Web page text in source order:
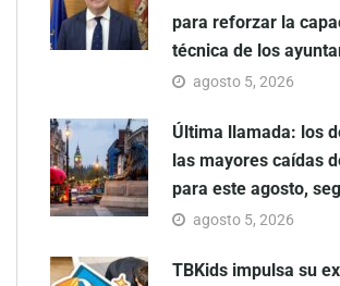
para reforzar la
técnica de los
agosto 5, 2026
Última llamada: los
las mayores caídas
para este agosto,
agosto 5, 2026
TBKids impulsa su